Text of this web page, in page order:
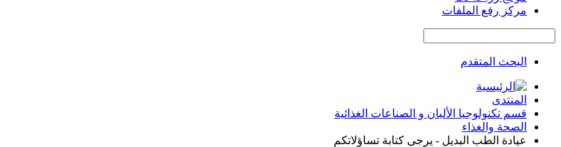
مركز رفع الملفات
البحث المتقدم
المنتدى
قسم تكنولوجيا الألبان و الصناعات الغذائية
الصحة والغذاء
عيادة الطب البديل - يرجى كتابة تساؤلاتكم